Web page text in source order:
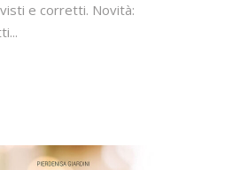
e corretti. Novità: